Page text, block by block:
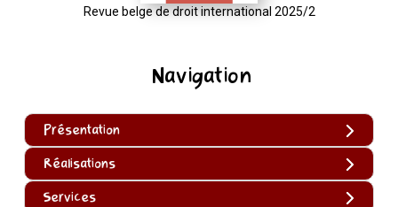
Navigation
Présentation
Réalisations
Services
Revue belge de droit international 2025/2